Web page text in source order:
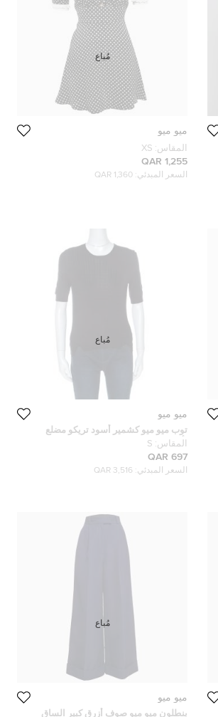
ميو ميو
المقاس: XS
1,255 QAR
السعر المبدئي: 1,360 QAR
مُباع
ميو ميو
توب ميو ميو كشمير أسود تريكو مضلع
بأكمام قصيرة S
المقاس: S
697 QAR
السعر المبدئي: 3,516 QAR
مُباع
ميو ميو
بنطلون ميو ميو صوف أزرق كبير الساق
مُباع